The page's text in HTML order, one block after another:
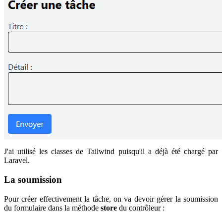
J'ai utilisé les classes de Tailwind puisqu'il a déjà été chargé par
Laravel.
La soumission
Pour créer effectivement la tâche, on va devoir gérer la soumission
du formulaire dans la méthode store du contrôleur :